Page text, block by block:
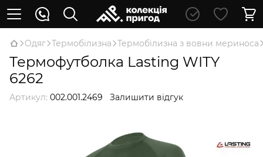
Oдяг Термобілизна Термобілизна з вовни мериноса
Термофутболка Lasting WITY
6262
Артикул: 002.001.2469 Залишити відгук